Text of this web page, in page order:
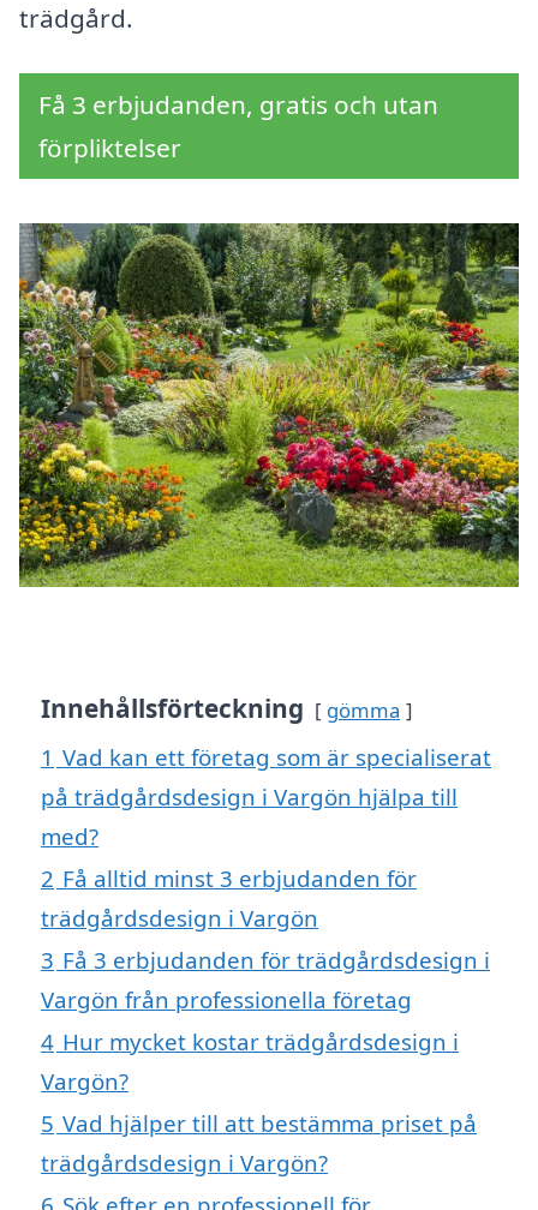
trädgård.
Få 3 erbjudanden, gratis och utan
förpliktelser
Innehållsförteckning gömma
1 Vad kan ett företag som är specialiserat
på trädgårdsdesign i Vargön hjälpa till
med?
2 Få alltid minst 3 erbjudanden för
trädgårdsdesign i Vargön
3 Få 3 erbjudanden för trädgårdsdesign i
Vargön från professionella företag
4 Hur mycket kostar trädgårdsdesign i
Vargön?
5 Vad hjälper till att bestämma priset på
trädgårdsdesign i Vargön?